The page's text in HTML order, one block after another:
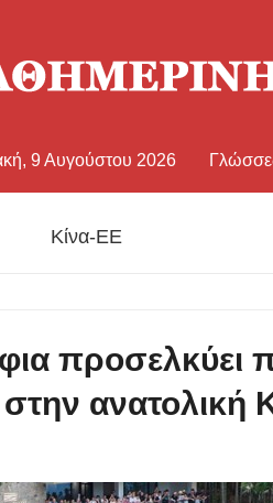
9 Αυγούστου 2026
Κίνα-ΕΕ
προσελκύει
ανατολική